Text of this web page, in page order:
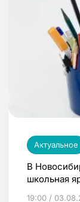
Актуальное
В
школьная
19:00 /